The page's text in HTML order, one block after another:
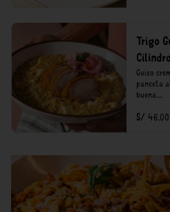
Trigo
Cilindro
Guiso
panceta
buena.
S/ 46.00